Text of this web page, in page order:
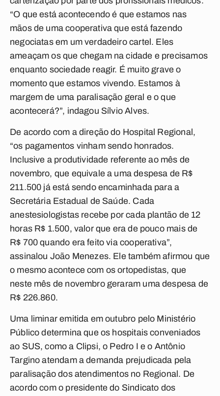
“O que está acontecendo é que estamos nas
mãos de uma cooperativa que está fazendo
negociatas em um verdadeiro cartel. Eles
ameaçam os que chegam na cidade e precisamos
enquanto sociedade reagir. É muito grave o
momento que estamos vivendo. Estamos à
margem de uma paralisação geral e o que
acontecerá?”, indagou Sílvio Alves.
De acordo com a direção do Hospital Regional,
“os pagamentos vinham sendo honrados.
Inclusive a produtividade referente ao mês de
novembro, que equivale a uma despesa de R$
211.500 já está sendo encaminhada para a
Secretária Estadual de Saúde. Cada
anestesiologistas recebe por cada plantão de 12
horas R$ 1.500, valor que era de pouco mais de
R$ 700 quando era feito via cooperativa”,
assinalou João Menezes. Ele também afirmou que
o mesmo acontece com os ortopedistas, que
neste mês de novembro geraram uma despesa de
R$ 226.860.
Uma liminar emitida em outubro pelo Ministério
Público determina que os hospitais conveniados
ao SUS, como a Clipsi, o Pedro I e o Antônio
Targino atendam a demanda prejudicada pela
paralisação dos atendimentos no Regional. De
acordo com o presidente do Sindicato dos